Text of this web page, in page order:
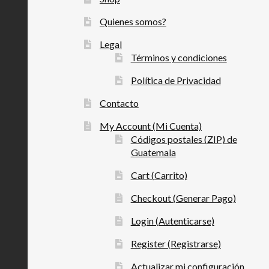
Quienes somos?
Legal
Términos y condiciones
Política de Privacidad
Contacto
My Account (Mi Cuenta)
Códigos postales (ZIP) de
Guatemala
Cart (Carrito)
Checkout (Generar Pago)
Login (Autenticarse)
Register (Registrarse)
Actualizar mi configuración